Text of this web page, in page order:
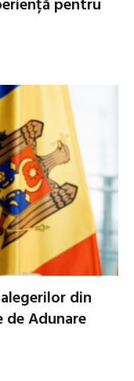
pentru
din
de Adunare